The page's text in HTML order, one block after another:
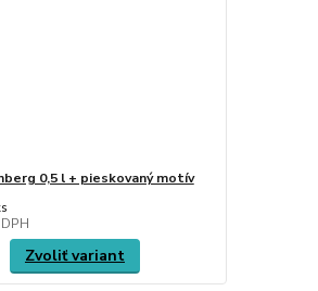
0,5 l + pieskovaný motív
Zvoliť variant